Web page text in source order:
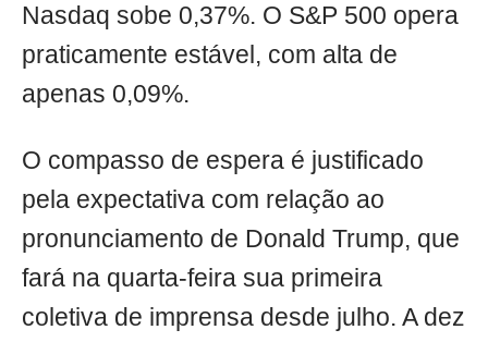
Nasdaq sobe 0,37%. O S&P 500 opera
praticamente estável, com alta de
apenas 0,09%.
O compasso de espera é justificado
pela expectativa com relação ao
pronunciamento de Donald Trump, que
fará na quarta-feira sua primeira
coletiva de imprensa desde julho. A dez